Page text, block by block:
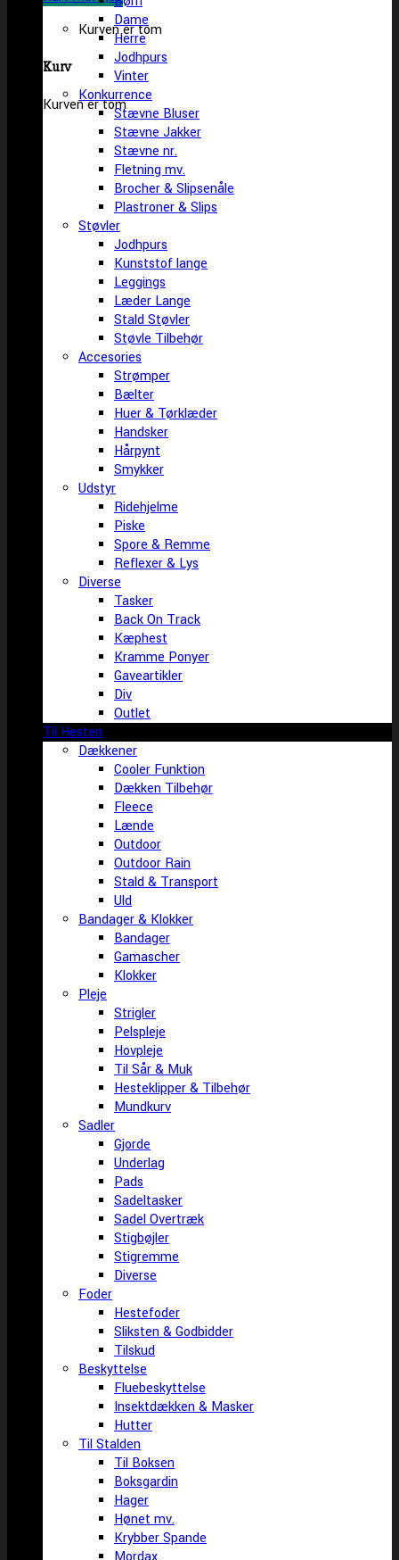
Kurven er tom
Kurv
Kurven er tom
Dame
Herre
Jodhpurs
Vinter
Konkurrence
Stævne Bluser
Stævne Jakker
Stævne nr.
Fletning mv.
Brocher & Slipsenåle
Plastroner & Slips
Støvler
Jodhpurs
Kunststof lange
Leggings
Læder Lange
Stald Støvler
Støvle Tilbehør
Accesories
Strømper
Bælter
Huer & Tørklæder
Handsker
Hårpynt
Smykker
Udstyr
Ridehjelme
Piske
Spore & Remme
Reflexer & Lys
Diverse
Tasker
Back On Track
Kæphest
Kramme Ponyer
Gaveartikler
Div
Outlet
Til Hesten
Dækkener
Cooler Funktion
Dækken Tilbehør
Fleece
Lænde
Outdoor
Outdoor Rain
Stald & Transport
Uld
Bandager & Klokker
Bandager
Gamascher
Klokker
Pleje
Strigler
Pelspleje
Hovpleje
Til Sår & Muk
Hesteklipper & Tilbehør
Mundkurv
Sadler
Gjorde
Underlag
Pads
Sadeltasker
Sadel Overtræk
Stigbøjler
Stigremme
Diverse
Foder
Hestefoder
Sliksten & Godbidder
Tilskud
Beskyttelse
Fluebeskyttelse
Insektdækken & Masker
Hutter
Til Stalden
Til Boksen
Boksgardin
Hager
Hønet mv.
Krybber Spande